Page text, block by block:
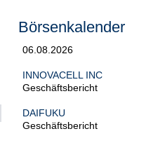
Börsenkalender
06.08.2026
INNOVACELL INC
Geschäftsbericht
DAIFUKU
Geschäftsbericht